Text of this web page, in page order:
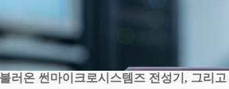
러온 썬마이크로시스템즈 전성기, 그리